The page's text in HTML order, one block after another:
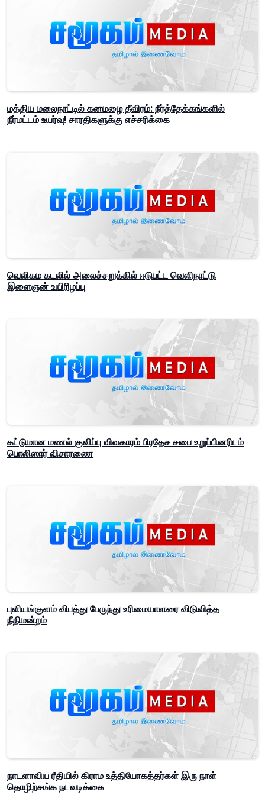
மத்திய மலைநாட்டில் கனமழை தீவிரம்: நீர்த்தேக்கங்களில்
நீர்மட்டம் உயர்வு! சாரதிகளுக்கு எச்சரிக்கை
வெலிகம கடலில் அலைச்சறுக்கில் ஈடுபட்ட வெளிநாட்டு
இளைஞன் உயிரிழப்பு
கட்டுமான மணல் குவிப்பு விவகாரம் பிரதேச சபை உறுப்பினரிடம்
பொலிஸார் விசாரணை
புளியங்குளம் விபத்து பேருந்து உரிமையாளரை விடுவித்த
நீதிமன்றம்
நாடளாவிய ரீதியில் கிராம உத்தியோகத்தர்கள் இரு நாள்
தொழிற்சங்க நடவடிக்கை